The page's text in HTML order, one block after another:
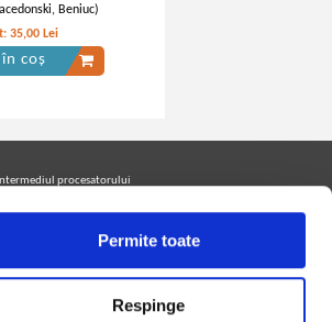
Permite toate
Respinge
Beniuc)
35,00 Lei
coș
procesatorului
pentru a fi la curent cu